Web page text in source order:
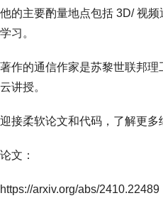
他的主要酌量地点包括 3D/ 视
学习。
著作的通信作家是苏黎世联邦理
云讲授。
迎接柔软论文和代码，了解更多
论文：
https://arxiv.org/abs/2410.22489